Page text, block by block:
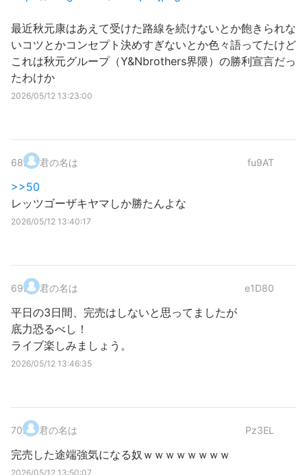
最近秋元康はあえて受けた路線を続けないとか飽きられな
いコツとかコンセプト決めすぎないとか色々語ってたけど
これは秋元グループ（Y&Nbrothers界隈）の勝利宣言だっ
たわけか
2026/05/12 13:23:00
68. 君の名は fu9AT
>>50
レッツゴーザキヤマしか勝たんよな
2026/05/12 13:40:17
69. 君の名は e1D80
平日の3日間、完売はしないと思ってましたが
底力恐るべし！
ライブ楽しみましょう。
2026/05/12 13:46:35
70. 君の名は Pz3EL
完売した途端強気になる奴ｗｗｗｗｗｗｗｗ
2026/05/12 13:50:07